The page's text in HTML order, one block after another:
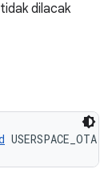
dilacak
USERSPACE_OTA